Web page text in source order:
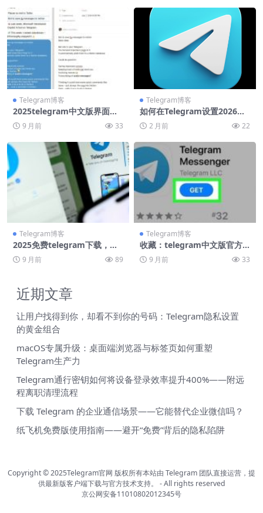
Telegram博客
2025telegram中文版界面完
全预览，新增emoji翻译
9 月前 33
Telegram博客
如何在Telegram设置2026最
安全隐私配置教程
2 月前 22
Telegram博客
2025免费telegram下载，官
方原版APK直链
9 月前 89
Telegram博客
收藏：telegram中文版官方
汉化频道每日推送
9 月前 33
近期文章
让用户找得到你，却看不到你的号码：Telegram隐私设置
的黄金组合
macOS专属升级：桌面端浏览器与标签页如何重塑
Telegram生产力
Telegram通行密钥如何将设备登录效率提升400%——附远
程离职清理流程
下载 Telegram 的企业通信场景——它能替代企业微信吗？
纸飞机免费版使用指南——避开“免费”背后的隐私陷阱
Copyright © 2025Telegram官网 版权所有本站由 Telegram 团队直接运营，提
供最新版客户端下载与官方技术支持。
-All rights reserved
京公网安备11010802012345号